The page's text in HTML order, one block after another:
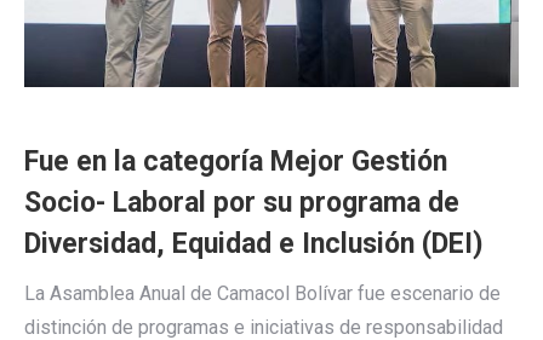
Fue en la categoría Mejor Gestión
Socio- Laboral por su programa de
Diversidad, Equidad e Inclusión (DEI)
La Asamblea Anual de Camacol Bolívar fue escenario de
distinción de programas e iniciativas de responsabilidad